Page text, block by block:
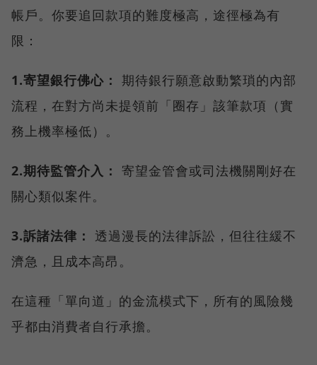
帳戶。你要追回款項的難度極高，途徑極為有
限：
1.寄望銀行佛心： 期待銀行願意啟動繁瑣的內部
流程，在對方尚未提領前「圈存」該筆款項（實
務上機率極低）。
2.期待監管介入： 寄望金管會或司法機關剛好在
關心類似案件。
3.訴諸法律： 透過漫長的法律訴訟，但往往緩不
濟急，且成本高昂。
在這種「單向道」的金流模式下，所有的風險幾
乎都由消費者自行承擔。